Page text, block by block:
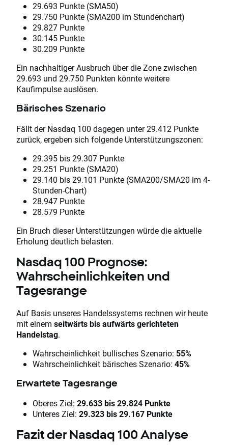
29.693 Punkte (SMA50)
29.750 Punkte (SMA200 im Stundenchart)
29.827 Punkte
30.145 Punkte
30.209 Punkte
Ein nachhaltiger Ausbruch über die Zone zwischen
29.693 und 29.750 Punkten könnte weitere
Kaufimpulse auslösen.
Bärisches Szenario
Fällt der Nasdaq 100 dagegen unter 29.412 Punkte
zurück, ergeben sich folgende Unterstützungszonen:
29.395 bis 29.307 Punkte
29.251 Punkte (SMA20)
29.140 bis 29.101 Punkte (SMA200/SMA20 im 4-
Stunden-Chart)
28.947 Punkte
28.579 Punkte
Ein Bruch dieser Unterstützungen würde die aktuelle
Erholung deutlich belasten.
Nasdaq 100 Prognose:
Wahrscheinlichkeiten und
Tagesrange
Auf Basis unseres Handelssystems rechnen wir heute
mit einem seitwärts bis aufwärts gerichteten
Handelstag.
Wahrscheinlichkeit bullisches Szenario: 55%
Wahrscheinlichkeit bärisches Szenario: 45%
Erwartete Tagesrange
Oberes Ziel: 29.633 bis 29.824 Punkte
Unteres Ziel: 29.323 bis 29.167 Punkte
Fazit der Nasdaq 100 Analyse